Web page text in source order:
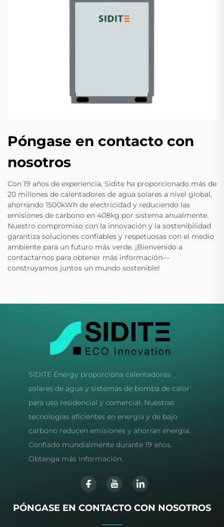
Póngase en contacto con
nosotros
Con 19 años de experiencia, Sidite ha proporcionado más de
20 millones de calentadores de agua solares a nivel global,
ahorrando 1500kWh de electricidad y reduciendo las
emisiones de carbono en 408kg por sistema anualmente.
Nuestro compromiso con la innovación y la sostenibilidad
garantiza soluciones confiables y respetuosas con el medio
ambiente para un futuro más verde. ¡Bienvenido a
contactarnos para obtener más información—
construyamos juntos un mundo sostenible!
SIDITE Energy proporciona calentadores
solares de agua y sistemas de bomba de calor
para uso residencial y comercial. Nuestras
tecnologías eficientes en energía y de bajo
carbono reducen emisiones y ahorran energía.
Confiado mundialmente durante 19 años.
Obtenga más información.
PÓNGASE EN CONTACTO CON NOSOTROS